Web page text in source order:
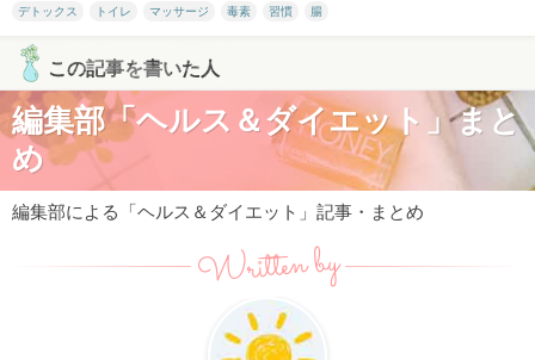
デトックス トイレ マッサージ 毒素 習慣 腸
この記事を書いた人
編集部「ヘルス＆ダイエット」まと
め
編集部による「ヘルス＆ダイエット」記事・まとめ
Written by